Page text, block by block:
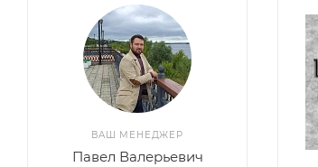
ВАШ МЕНЕДЖЕР
Павел Валерьевич